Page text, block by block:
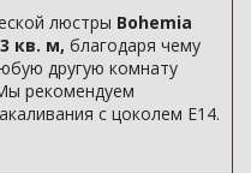
люстры Bohemia
кв. м, благодаря чему
другую комнату
рекомендуем
с цоколем E14.